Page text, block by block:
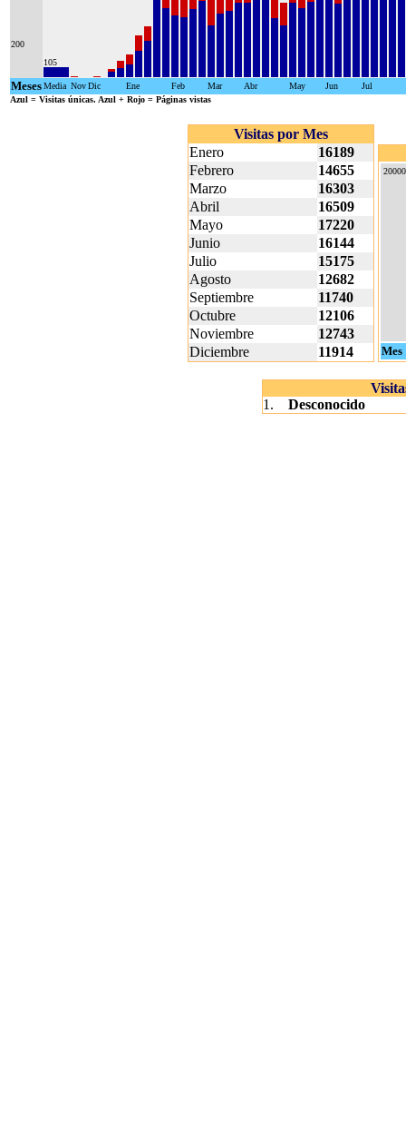
200
105
MesesMedia NovDic Ene Feb Mar Abr May Jun
Jul
Azul = Visitas únicas. Azul + Rojo = Páginas vistas
Visitas por Mes
Enero
16189
Febrero
14655
Marzo
16303
Abril
16509
Mayo
17220
Junio
16144
Julio
15175
Agosto
12682
Septiembre
11740
Octubre
12106
Noviembre
12743
Diciembre
11914
20000
Mes
1.
Desconocido